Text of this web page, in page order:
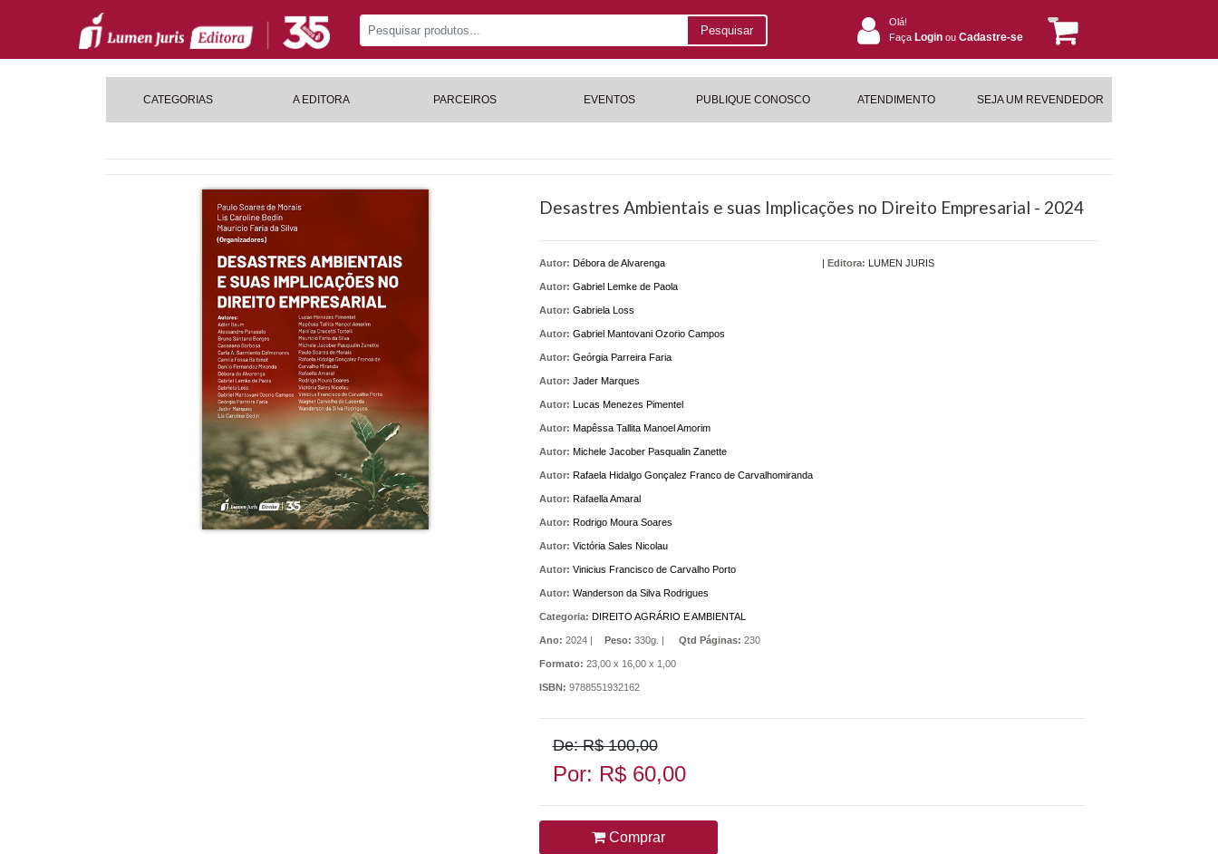
Pesquisar
Olá!
Faça Login ou Cadastre-se
CATEGORIAS A EDITORA PARCEIROS EVENTOS PUBLIQUE CONOSCO ATENDIMENTO SEJA UM REVENDEDOR
Desastres Ambientais e suas Implicações no Direito Empresarial - 2024
Autor: Débora de Alvarenga
Autor: Gabriel Lemke de Paola
Autor: Gabriela Loss
Autor: Gabriel Mantovani Ozorio Campos
Autor: Geórgia Parreira Faria
Autor: Jader Marques
Autor: Lucas Menezes Pimentel
Autor: Mapêssa Tallita Manoel Amorim
Autor: Michele Jacober Pasqualin Zanette
Autor: Rafaela Hidalgo Gonçalez Franco de Carvalhomiranda
Autor: Rafaella Amaral
Autor: Rodrigo Moura Soares
Autor: Victória Sales Nicolau
Autor: Vinicius Francisco de Carvalho Porto
Autor: Wanderson da Silva Rodrigues
| Editora: LUMEN JURIS
Categoria: DIREITO AGRÁRIO E AMBIENTAL
Ano: 2024 | Peso: 330g. | Qtd Páginas: 230
Formato: 23,00 x 16,00 x 1,00
ISBN: 9788551932162
De: R$ 100,00
Por: R$ 60,00
Comprar